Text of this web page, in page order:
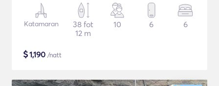
Katamaran
38 fot
12 m
10 6 6
$1,190 /natt